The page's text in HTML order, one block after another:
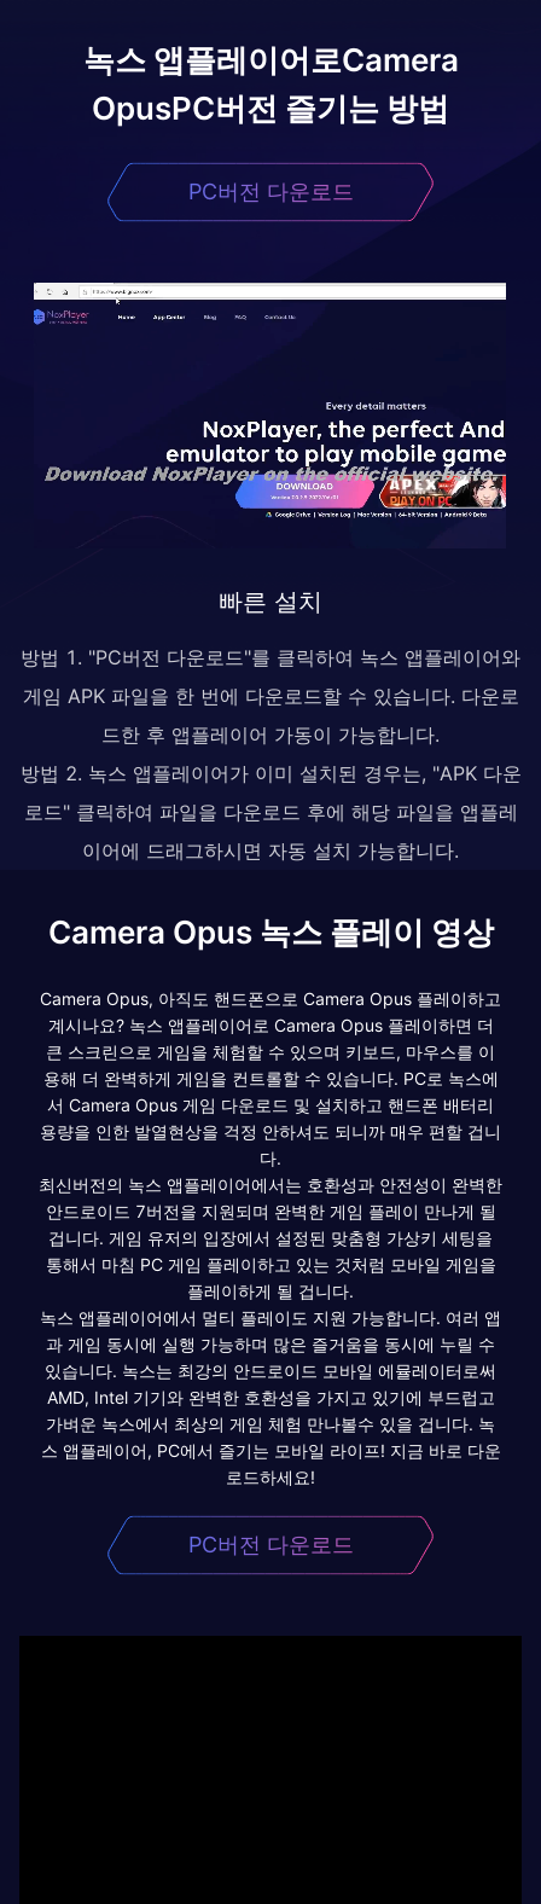
녹스 앱플레이어로Camera
OpusPC버전 즐기는 방법
PC버전 다운로드
빠른 설치
방법 1. "PC버전 다운로드"를 클릭하여 녹스 앱플레이어와
게임 APK 파일을 한 번에 다운로드할 수 있습니다. 다운로
드한 후 앱플레이어 가동이 가능합니다.
방법 2. 녹스 앱플레이어가 이미 설치된 경우는, "APK 다운
로드" 클릭하여 파일을 다운로드 후에 해당 파일을 앱플레
이어에 드래그하시면 자동 설치 가능합니다.
Camera Opus 녹스 플레이 영상
Camera Opus, 아직도 핸드폰으로 Camera Opus 플레이하고
계시나요? 녹스 앱플레이어로 Camera Opus 플레이하면 더
큰 스크린으로 게임을 체험할 수 있으며 키보드, 마우스를 이
용해 더 완벽하게 게임을 컨트롤할 수 있습니다. PC로 녹스에
서 Camera Opus 게임 다운로드 및 설치하고 핸드폰 배터리
용량을 인한 발열현상을 걱정 안하셔도 되니까 매우 편할 겁니
다.
최신버전의 녹스 앱플레이어에서는 호환성과 안전성이 완벽한
안드로이드 7버전을 지원되며 완벽한 게임 플레이 만나게 될
겁니다. 게임 유저의 입장에서 설정된 맞춤형 가상키 세팅을
통해서 마침 PC 게임 플레이하고 있는 것처럼 모바일 게임을
플레이하게 될 겁니다.
녹스 앱플레이어에서 멀티 플레이도 지원 가능합니다. 여러 앱
과 게임 동시에 실행 가능하며 많은 즐거움을 동시에 누릴 수
있습니다. 녹스는 최강의 안드로이드 모바일 에뮬레이터로써
AMD, Intel 기기와 완벽한 호환성을 가지고 있기에 부드럽고
가벼운 녹스에서 최상의 게임 체험 만나볼수 있을 겁니다. 녹
스 앱플레이어, PC에서 즐기는 모바일 라이프! 지금 바로 다운
로드하세요!
PC버전 다운로드